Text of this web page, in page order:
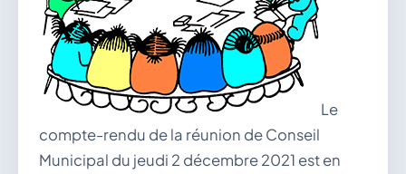
vous.
04 74 38 22 78
mairie@douvres.fr
140 Place de la Babillière, 01500 Douvres
Contacter la mairie
Le guichet des associations
publier une annonce
Le
compte-rendu de la réunion de Conseil
Municipal du jeudi 2 décembre 2021 est en